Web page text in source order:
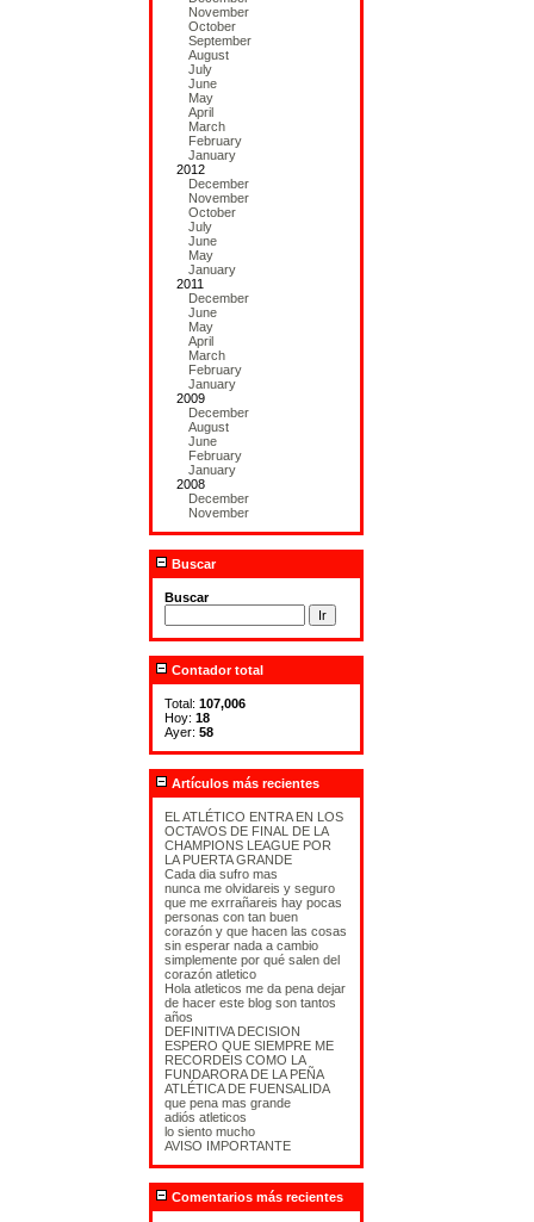
November
October
September
August
July
June
May
April
March
February
January
2012
December
November
October
July
June
May
January
2011
December
June
May
April
March
February
January
2009
December
August
June
February
January
2008
December
November
Buscar
Buscar
Contador total
Total: 107,006
Hoy: 18
Ayer: 58
Artículos más recientes
EL ATLÉTICO ENTRA EN LOS
OCTAVOS DE FINAL DE LA
CHAMPIONS LEAGUE POR
LA PUERTA GRANDE
Cada dia sufro mas
nunca me olvidareis y seguro
que me exrrañareis hay pocas
personas con tan buen
corazón y que hacen las cosas
sin esperar nada a cambio
simplemente por qué salen del
corazón atletico
Hola atleticos me da pena dejar
de hacer este blog son tantos
años
DEFINITIVA DECISION
ESPERO QUE SIEMPRE ME
RECORDEIS COMO LA
FUNDARORA DE LA PEÑA
ATLÉTICA DE FUENSALIDA
que pena mas grande
adiós atleticos
lo siento mucho
AVISO IMPORTANTE
Comentarios más recientes